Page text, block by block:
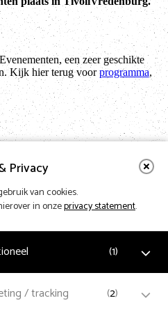
Privacy
van cookies.
in onzeprivacy statement.
(1)
/ tracking (2)
een zeer geschikte
Kijk hier terug voorprogramma,
Terug naar